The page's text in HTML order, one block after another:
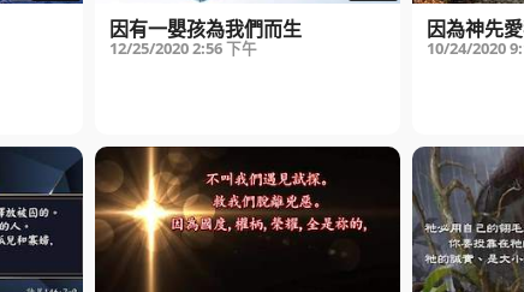
因有一嬰孩為我們而生
12/25/20202:56 下午
因為神先
10/24/2020